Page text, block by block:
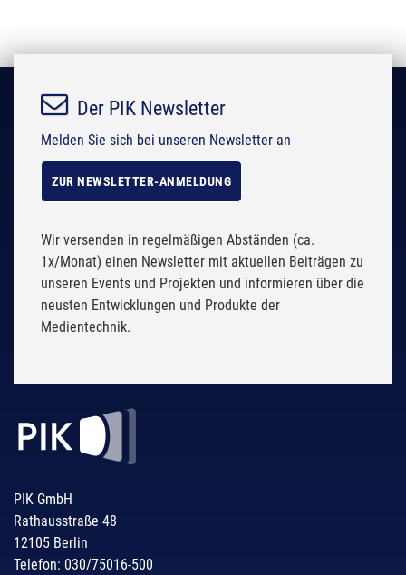
Der PIK Newsletter
Melden Sie sich bei unseren Newsletter an
ZUR NEWSLETTER-ANMELDUNG
Wir versenden in regelmäßigen Abständen (ca.
1x/Monat) einen Newsletter mit aktuellen Beiträgen zu
unseren Events und Projekten und informieren über die
neusten Entwicklungen und Produkte der
Medientechnik.
PIK GmbH
Rathausstraße 48
12105 Berlin
Telefon: 030/75016-500